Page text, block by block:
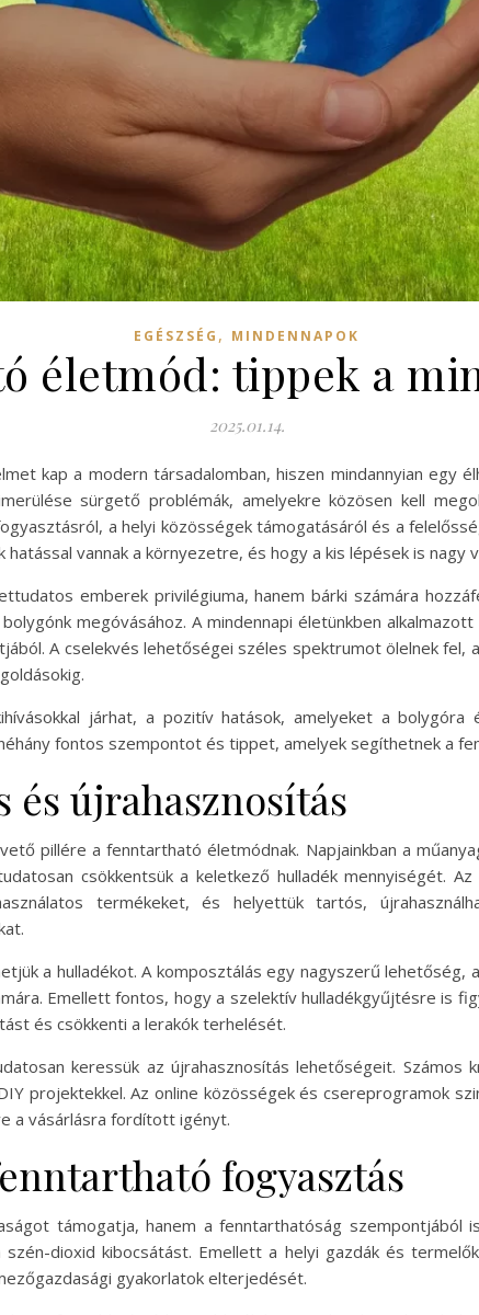
EGÉSZSÉG , MINDENNAPOK
életmód: tippek a
2025.01.14.
kap a modern társadalomban, hiszen mindannyian egy
sürgető problémák, amelyekre közösen kell
a helyi közösségek támogatásáról és a
vannak a környezetre, és hogy a kis lépések is nagy
emberek privilégiuma, hanem bárki számára
megóvásához. A mindennapi életünkben
A cselekvés lehetőségei széles spektrumot ölelnek fel,
járhat, a pozitív hatások, amelyeket a bolygóra
fontos szempontot és tippet, amelyek segíthetnek a
és újrahasznosítás
pillére a fenntartható életmódnak. Napjainkban a
csökkentsük a keletkező hulladék mennyiségét.
termékeket, és helyettük tartós,
a hulladékot. A komposztálás egy nagyszerű lehetőség,
Emellett fontos, hogy a szelektív hulladékgyűjtésre is
és csökkenti a lerakók terhelését.
keressük az újrahasznosítás lehetőségeit. Számos
projektekkel. Az online közösségek és csereprogramok
a vásárlásra fordított igényt.
fogyasztás
támogatja, hanem a fenntarthatóság
dioxid kibocsátást. Emellett a helyi gazdák és
gyakorlatok elterjedését.